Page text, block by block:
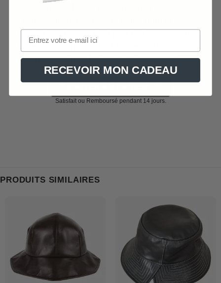
rendant ce chapeau idéal pour toutes occasions.
Léger et confortable, il est l’accessoire
indispensable pour les journées ensoleillées.
Satisfait ou Remboursé pendant 14 jours.
PRODUITS SIMILAIRES
RECEVOIR MON CADEAU